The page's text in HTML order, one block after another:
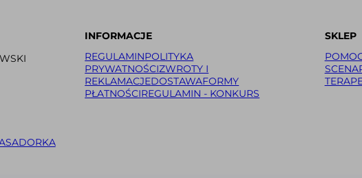
INFORMACJE
REGULAMINPOLITYKA
PRYWATNOŚCIZWROTY I
REKLAMACJEDOSTAWAFORMY
PŁATNOŚCIREGULAMIN - KONKURS
SKLEP